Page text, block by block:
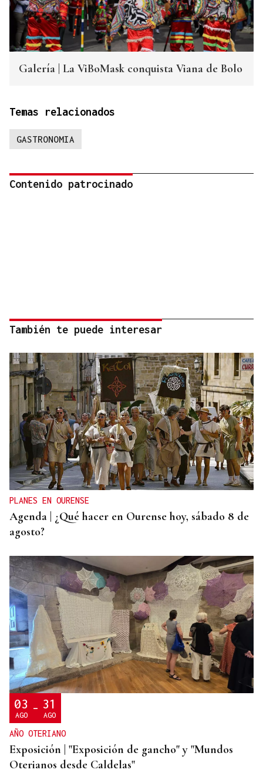
Galería | La ViBoMask conquista Viana de Bolo
Temas relacionados
GASTRONOMIA
Contenido patrocinado
También te puede interesar
PLANES EN OURENSE
Agenda | ¿Qué hacer en Ourense hoy, sábado 8 de
agosto?
03
AGO - 31
AGO
AÑO OTERIANO
Exposición | "Exposición de gancho" y "Mundos
Oterianos desde Caldelas"